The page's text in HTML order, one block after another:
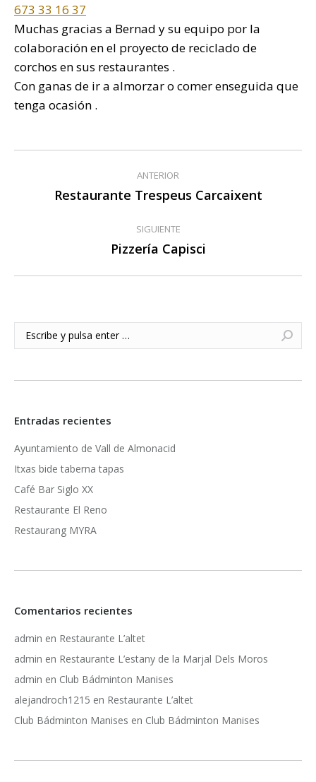
673 33 16 37
Muchas gracias a Bernad y su equipo por la
colaboración en el proyecto de reciclado de
corchos en sus restaurantes .
Con ganas de ir a almorzar o comer enseguida que
tenga ocasión .
Navegación
entre
publicaciones
ANTERIOR
Publicación
Restaurante Trespeus Carcaixent
SIGUIENTE
Publicación
Pizzería Capisci
Buscar:
Entradas recientes
Ayuntamiento de Vall de Almonacid
Itxas bide taberna tapas
Café Bar Siglo XX
Restaurante El Reno
Restaurang MYRA
Comentarios recientes
admin en Restaurante L’altet
admin en Restaurante L’estany de la Marjal Dels Moros
admin en Club Bádminton Manises
alejandroch1215 en Restaurante L’altet
Club Bádminton Manises en Club Bádminton Manises